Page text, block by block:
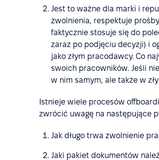
Jest to ważne dla marki i
zwolnienia, respektuje
faktycznie stosuje się do
zaraz po podjęciu decyzji) i
jako złym pracodawcy. Co
swoich pracowników. Jeśli
w nim samym, ale także w
Istnieje wiele procesów
zwrócić uwagę na następujące
Jak długo trwa zwolnienie
Jaki pakiet dokumentów